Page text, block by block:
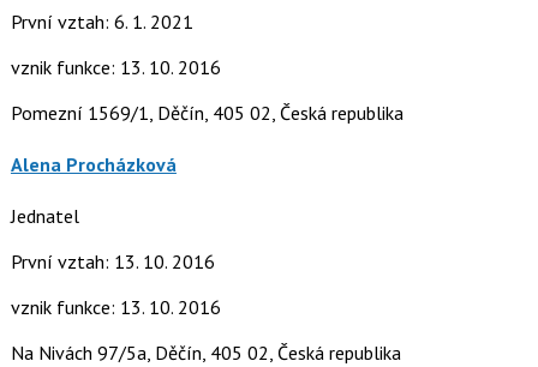
První vztah: 6. 1. 2021
vznik funkce: 13. 10. 2016
Pomezní 1569/1, Děčín, 405 02, Česká republika
Alena Procházková
Jednatel
První vztah: 13. 10. 2016
vznik funkce: 13. 10. 2016
Na Nivách 97/5a, Děčín, 405 02, Česká republika